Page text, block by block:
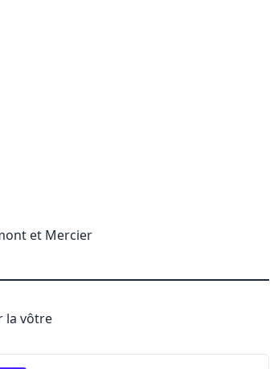
et Mercier
la vôtre